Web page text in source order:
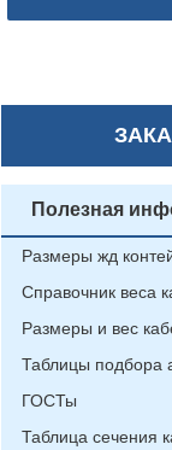
Полезная
Размеры жд
Справочник веса
Размеры и вес
Таблицы подбора
ГОСТы
Таблица сечения